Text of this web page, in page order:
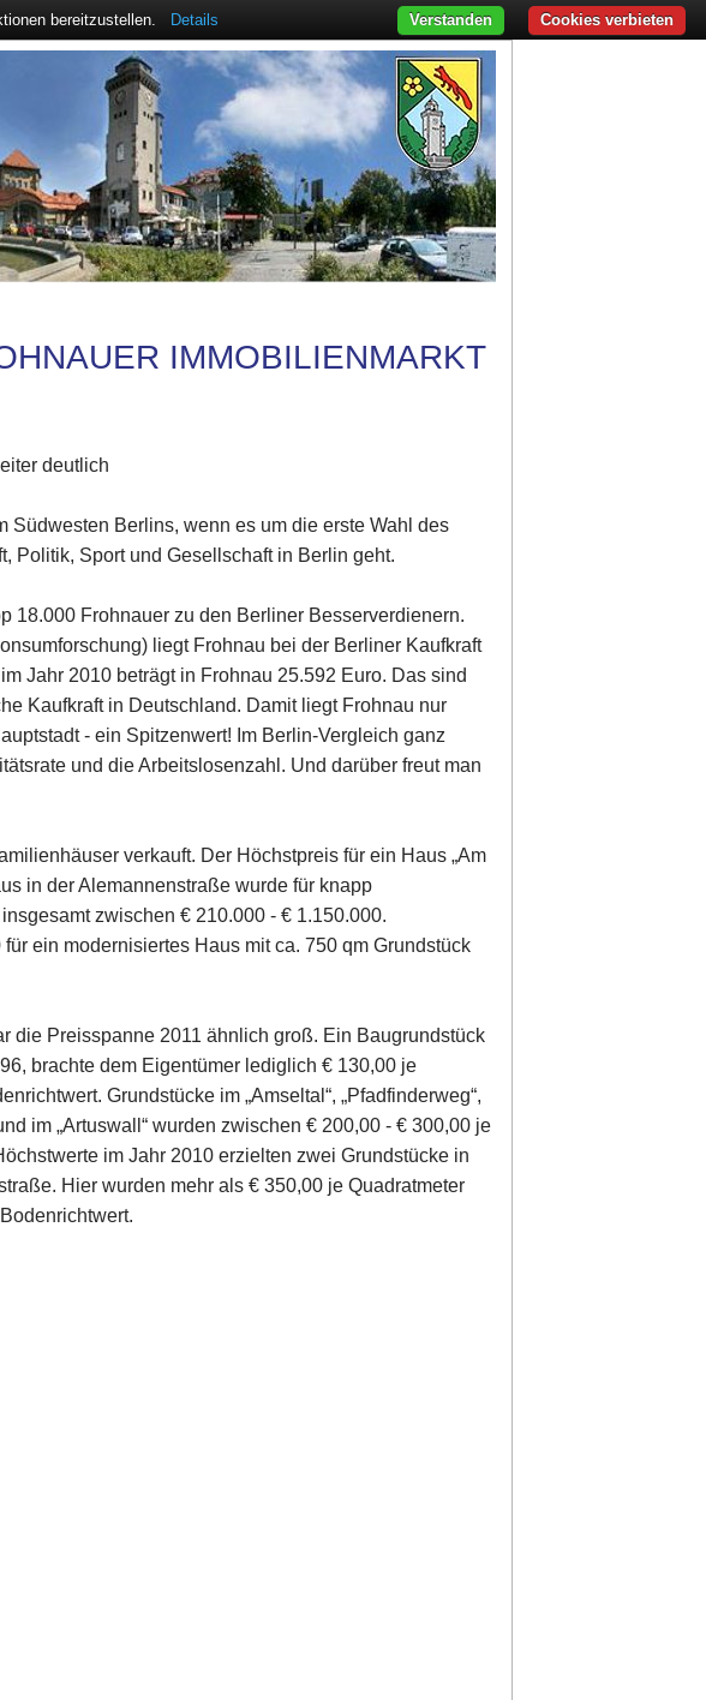
IMMOBILIENMARKT
deutlich
Südwesten Berlins, wenn es um die erste Wahl des
Politik, Sport und Gesellschaft in Berlin geht.
18.000 Frohnauer zu den Berliner Besserverdienern.
liegt Frohnau bei der Berliner Kaufkraft
Jahr 2010 beträgt in Frohnau 25.592 Euro. Das sind
Kaufkraft in Deutschland. Damit liegt Frohnau nur
- ein Spitzenwert! Im Berlin-Vergleich ganz
und die Arbeitslosenzahl. Und darüber freut man
verkauft. Der Höchstpreis für ein Haus „Am
in der Alemannenstraße wurde für knapp
zwischen € 210.000 - € 1.150.000.
ein modernisiertes Haus mit ca. 750 qm Grundstück
die Preisspanne 2011 ähnlich groß. Ein Baugrundstück
brachte dem Eigentümer lediglich € 130,00 je
Grundstücke im „Amseltal“, „Pfadfinderweg“,
im „Artuswall“ wurden zwischen € 200,00 - € 300,00 je
im Jahr 2010 erzielten zwei Grundstücke in
Hier wurden mehr als € 350,00 je Quadratmeter
bereitzustellen. Details Cookies verbieten
Verstanden